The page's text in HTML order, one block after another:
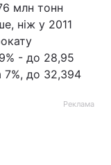
млн тонн
ніж у 2011
- до 28,95
7%, до 32,394
Реклама